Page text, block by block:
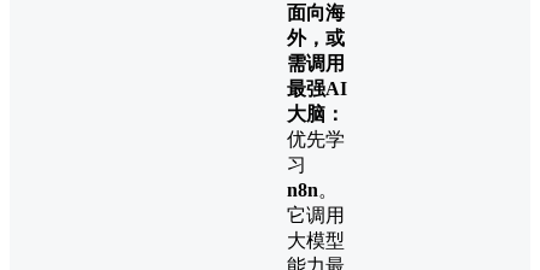
面向海
外，或
需调用
最强AI
大脑：
优先学
习
n8n。
它调用
大模型
能力最